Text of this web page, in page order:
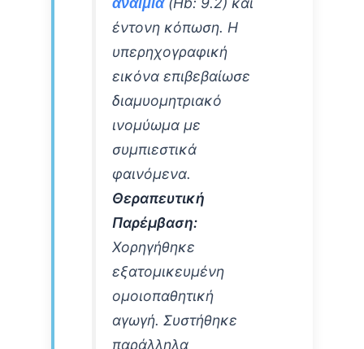
έντονη κόπωση. Η
υπερηχογραφική
εικόνα επιβεβαίωσε
διαμυομητριακό
ινομύωμα με
συμπιεστικά
φαινόμενα.
Θεραπευτική
Παρέμβαση:
Χορηγήθηκε
εξατομικευμένη
ομοιοπαθητική
αγωγή. Συστήθηκε
παράλληλα